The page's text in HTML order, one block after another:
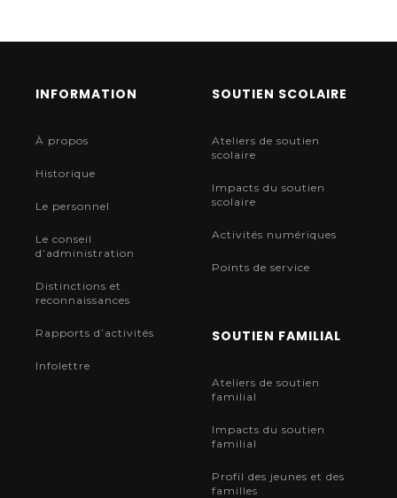
INFORMATION
À propos
Historique
Le personnel
Le conseil
d’administration
Distinctions et
reconnaissances
Rapports d’activités
Infolettre
SOUTIEN SCOLAIRE
Ateliers de soutien
scolaire
Impacts du soutien
scolaire
Activités numériques
Points de service
SOUTIEN FAMILIAL
Ateliers de soutien
familial
Impacts du soutien
familial
Profil des jeunes et des
familles